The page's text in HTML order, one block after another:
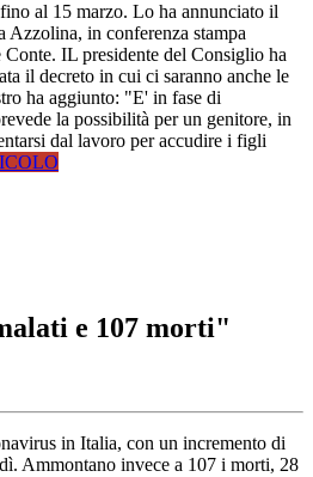
al 15 marzo. Lo ha annunciato il
in conferenza stampa
IL presidente del Consiglio ha
il decreto in cui ci saranno anche le
ha aggiunto: "E' in fase di
la possibilità per un genitore, in
dal lavoro per accudire i figli
e 107 morti"
in Italia, con un incremento di
Ammontano invece a 107 i morti, 28